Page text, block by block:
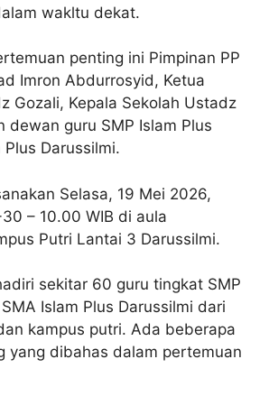
wakltu dekat.
penting ini Pimpinan PP
Imron Abdurrosyid, Ketua
Gozali, Kepala Sekolah Ustadz
dewan guru SMP Islam Plus
Darussilmi.
Selasa, 19 Mei 2026,
– 10.00 WIB di aula
Putri Lantai 3 Darussilmi.
sekitar 60 guru tingkat SMP
Islam Plus Darussilmi dari
kampus putri. Ada beberapa
yang dibahas dalam pertemuan